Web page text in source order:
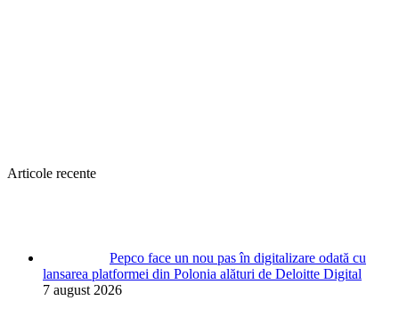
Articole recente
Pepco face un nou pas în digitalizare odată cu
lansarea platformei din Polonia alături de Deloitte Digital
7 august 2026